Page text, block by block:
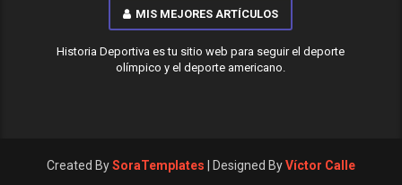
MIS MEJORES ARTÍCULOS
Historia Deportiva es tu sitio web para seguir el deporte
olímpico y el deporte americano.
Created BySoraTemplates | Designed ByVíctor Calle